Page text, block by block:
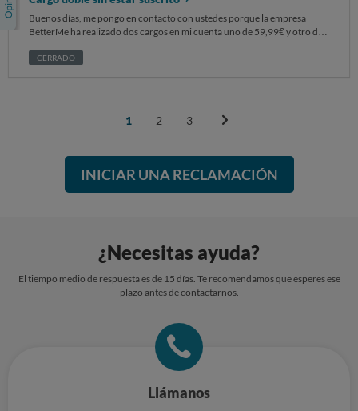
Buenos días, me pongo en contacto con ustedes porque la empresa
BetterMe ha realizado dos cargos en mi cuenta uno de 59,99€ y otro de
iPhone y en mis suscripciones no aparece dicha empresa ni he utilizado
CERRADO
1 2 3
INICIAR UNA RECLAMACIÓN
¿Necesitas ayuda?
El tiempo medio de respuesta es de 15 días. Te recomendamos que esperes ese
plazo antes de contactarnos.
Llámanos